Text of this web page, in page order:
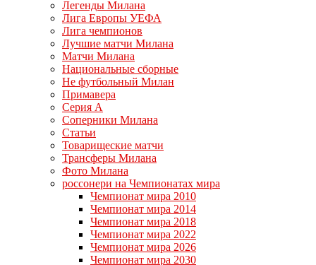
Легенды Милана
Лига Европы УЕФА
Лига чемпионов
Лучшие матчи Милана
Матчи Милана
Национальные сборные
Не футбольный Милан
Примавера
Серия А
Соперники Милана
Статьи
Товарищеские матчи
Трансферы Милана
Фото Милана
россонери на Чемпионатах мира
Чемпионат мира 2010
Чемпионат мира 2014
Чемпионат мира 2018
Чемпионат мира 2022
Чемпионат мира 2026
Чемпионат мира 2030